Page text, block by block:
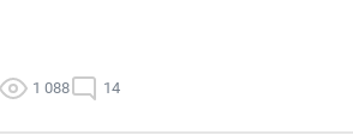
1 088 14